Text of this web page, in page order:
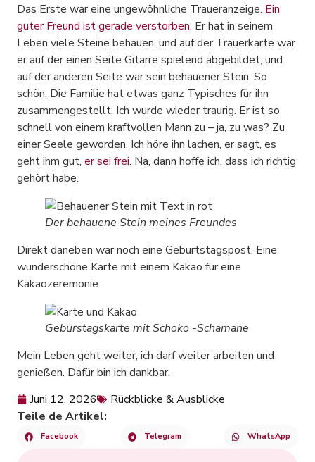
Das Erste war eine ungewöhnliche Traueranzeige. Ein
guter Freund ist gerade verstorben. Er hat in seinem
Leben viele Steine behauen, und auf der Trauerkarte war
er auf der einen Seite Gitarre spielend abgebildet, und
auf der anderen Seite war sein behauener Stein. So
schön. Die Familie hat etwas ganz Typisches für ihn
zusammengestellt. Ich wurde wieder traurig. Er ist so
schnell von einem kraftvollen Mann zu – ja, zu was? Zu
einer Seele geworden. Ich höre ihn lachen, er sagt, es
geht ihm gut, er sei frei. Na, dann hoffe ich, dass ich richtig
gehört habe.
Der behauene Stein meines Freundes
Direkt daneben war noch eine Geburtstagspost. Eine
wunderschöne Karte mit einem Kakao für eine
Kakaozeremonie.
Geburstagskarte mit Schoko -Schamane
Mein Leben geht weiter, ich darf weiter arbeiten und
genießen. Dafür bin ich dankbar.
Juni 12, 2026
Rückblicke & Ausblicke
Teile de Artikel:
Facebook Telegram WhatsApp